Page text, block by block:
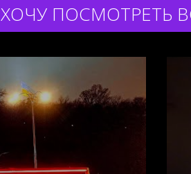
ХОЧУ ПОСМОТРЕТЬ